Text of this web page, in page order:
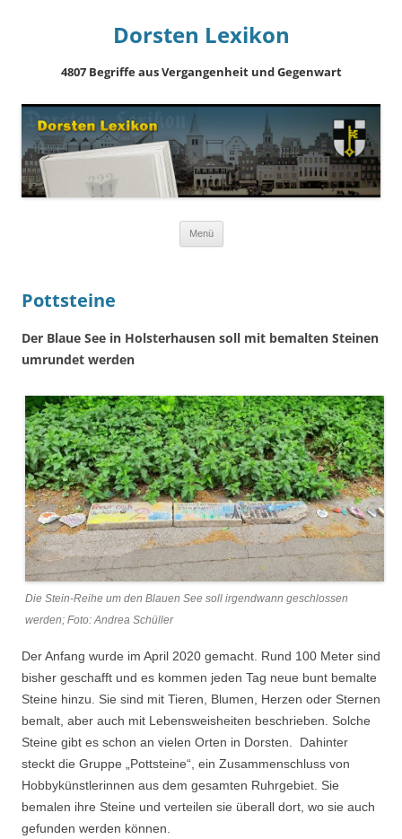
Dorsten Lexikon
4807 Begriffe aus Vergangenheit und Gegenwart
Menü
Pottsteine
Der Blaue See in Holsterhausen soll mit bemalten Steinen
umrundet werden
Die Stein-Reihe um den Blauen See soll irgendwann geschlossen
werden; Foto: Andrea Schüller
Der Anfang wurde im April 2020 gemacht. Rund 100 Meter sind
bisher geschafft und es kommen jeden Tag neue bunt bemalte
Steine hinzu. Sie sind mit Tieren, Blumen, Herzen oder Sternen
bemalt, aber auch mit Lebensweisheiten beschrieben. Solche
Steine gibt es schon an vielen Orten in Dorsten. Dahinter
steckt die Gruppe „Pottsteine“, ein Zusammenschluss von
Hobbykünstlerinnen aus dem gesamten Ruhrgebiet. Sie
bemalen ihre Steine und verteilen sie überall dort, wo sie auch
gefunden werden können.